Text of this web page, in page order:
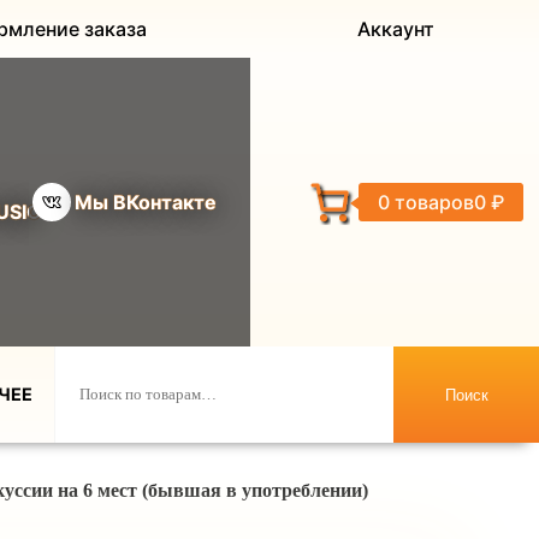
заказа Аккаунт
Мы ВКонтакте 0 товаров0 ₽
Поиск
на 6 мест (бывшая в употреблении)